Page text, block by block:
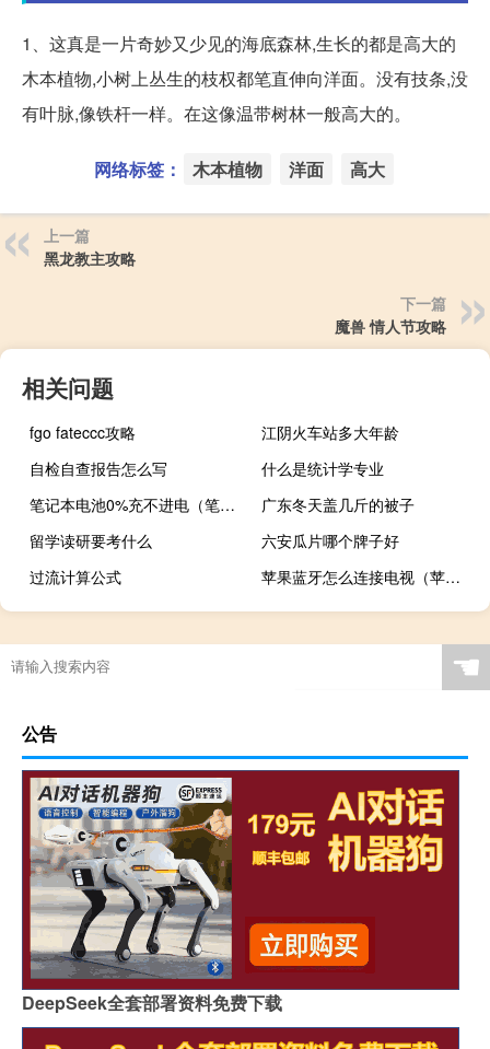
1、这真是一片奇妙又少见的海底森林,生长的都是高大的
木本植物,小树上丛生的枝权都笔直伸向洋面。没有技条,没
有叶脉,像铁杆一样。在这像温带树林一般高大的。
网络标签： 木本植物 洋面 高大
上一篇
黑龙教主攻略
下一篇
魔兽 情人节攻略
相关问题
fgo fateccc攻略
江阴火车站多大年龄
自检自查报告怎么写
什么是统计学专业
笔记本电池0%充不进电（笔记本检测不到电池）
广东冬天盖几斤的被子
留学读研要考什么
六安瓜片哪个牌子好
过流计算公式
苹果蓝牙怎么连接电视（苹果蓝牙怎么连接）
☚
公告
DeepSeek全套部署资料免费下载